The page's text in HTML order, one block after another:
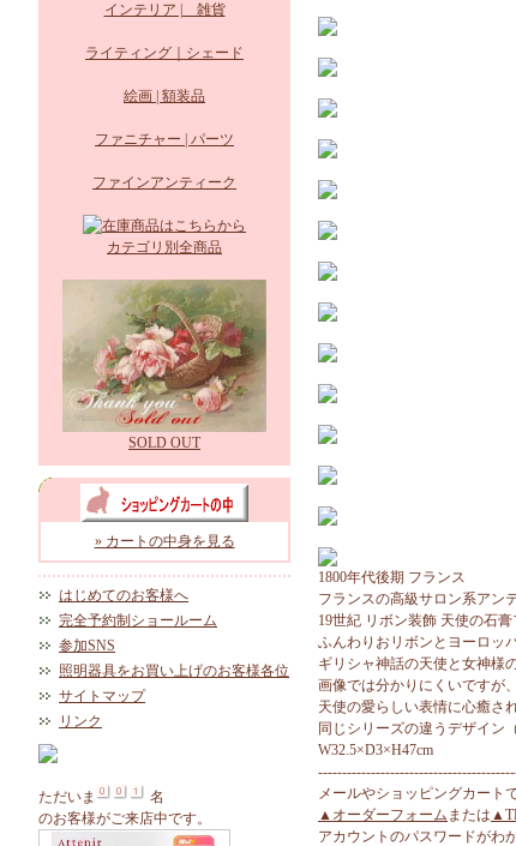
インテリア | 雑貨
ライティング｜シェード
絵画 | 額装品
ファニチャー | パーツ
ファインアンティーク
カテゴリ別全商品
SOLD OUT
» カートの中身を見る
はじめてのお客様へ
完全予約制ショールーム
参加SNS
照明器具をお買い上げのお客様各位
サイトマップ
リンク
ただいま
名
のお客様がご来店中です。
1800年代後期 フランス
フランスの高級サロン系アン
19世紀 リボン装飾 天使の石膏
ふんわりおリボンとヨーロッ
ギリシャ神話の天使と女神様
画像では分かりにくいですが
天使の愛らしい表情に心癒さ
同じシリーズの違うデザイン
W32.5×D3×H47cm
メールやショッピングカート
▲オーダーフォーム または
アカウントのパスワードがわ